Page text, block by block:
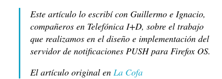
Este artículo lo escribí con Guillermo e Ignacio,
compañeros en Telefónica I+D, sobre el trabajo
que realizamos en el diseño e implementación del
servidor de notificaciones PUSH para Firefox OS.
El artículo original en La Cofa